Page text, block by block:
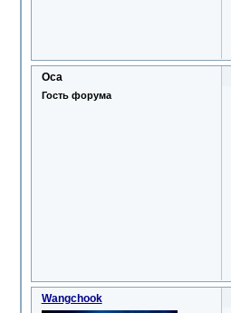
Оса
Гость форума
Wangchook